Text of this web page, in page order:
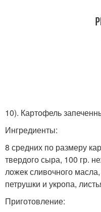
10). Картофель
Ингредиенты:
8 средних по размеру
твердого сыра, 100 гр.
ложек сливочного
петрушки и укропа,
Приготовление: